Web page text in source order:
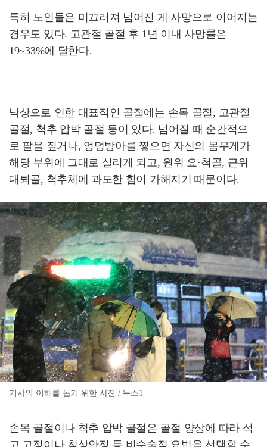
특히 노인들은 미끄러져 넘어진 게 사망으로 이어지는
경우도 있다. 고관절 골절 후 1년 이내 사망률은
19~33%에 달한다.
낙상으로 인한 대표적인 골절에는 손목 골절, 고관절
골절, 척추 압박 골절 등이 있다. 넘어질 때 순간적으
로 팔을 짚거나, 엉덩방아를 찧으면 자신의 몸무게가
해당 부위에 그대로 실리게 되고, 원위 요·척골, 근위
대퇴골, 척추체에 과도한 힘이 가해지기 때문이다.
기사의 이해를 돕기 위한 사진 / 뉴스1
손목 골절이나 척추 압박 골절은 골절 양상에 따라 석